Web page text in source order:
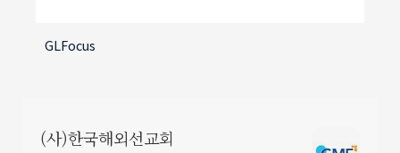
GLFocus
(사)한국해외선교회